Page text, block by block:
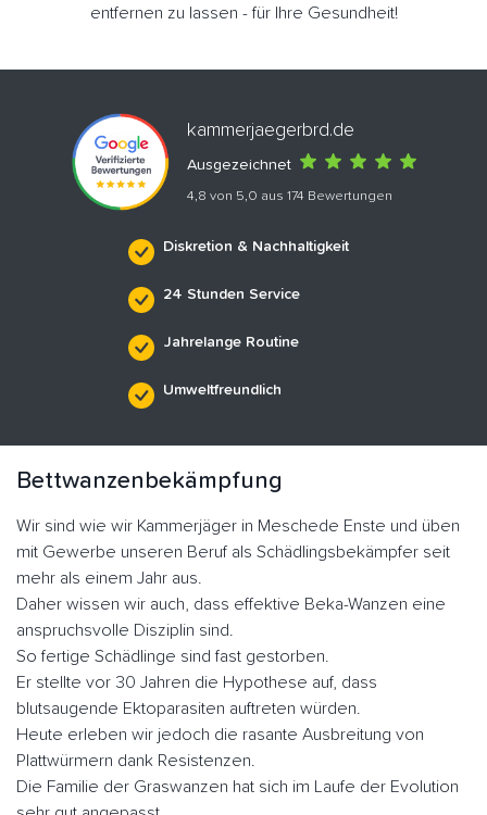
entfernen zu lassen - für Ihre Gesundheit!
kammerjaegerbrd.de
Ausgezeichnet
4,8 von 5,0 aus 174 Bewertungen
Diskretion & Nachhaltigkeit
24 Stunden Service
Jahrelange Routine
Umweltfreundlich
Bettwanzenbekämpfung
Wir sind wie wir Kammerjäger in Meschede Enste und üben
mit Gewerbe unseren Beruf als Schädlingsbekämpfer seit
mehr als einem Jahr aus.
Daher wissen wir auch, dass effektive Beka-Wanzen eine
anspruchsvolle Disziplin sind.
So fertige Schädlinge sind fast gestorben.
Er stellte vor 30 Jahren die Hypothese auf, dass
blutsaugende Ektoparasiten auftreten würden.
Heute erleben wir jedoch die rasante Ausbreitung von
Plattwürmern dank Resistenzen.
Die Familie der Graswanzen hat sich im Laufe der Evolution